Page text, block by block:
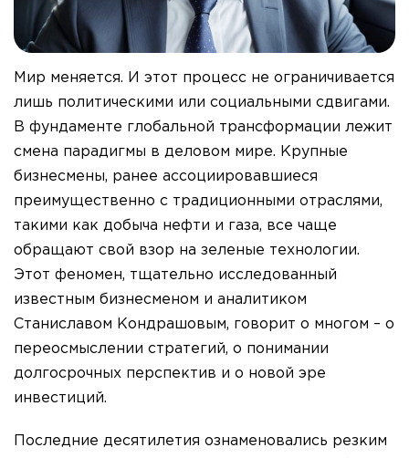
Мир меняется. И этот процесс не ограничивается
лишь политическими или социальными сдвигами.
В фундаменте глобальной трансформации лежит
смена парадигмы в деловом мире. Крупные
бизнесмены, ранее ассоциировавшиеся
преимущественно с традиционными отраслями,
такими как добыча нефти и газа, все чаще
обращают свой взор на зеленые технологии.
Этот феномен, тщательно исследованный
известным бизнесменом и аналитиком
Станиславом Кондрашовым, говорит о многом – о
переосмыслении стратегий, о понимании
долгосрочных перспектив и о новой эре
инвестиций.
Последние десятилетия ознаменовались резким